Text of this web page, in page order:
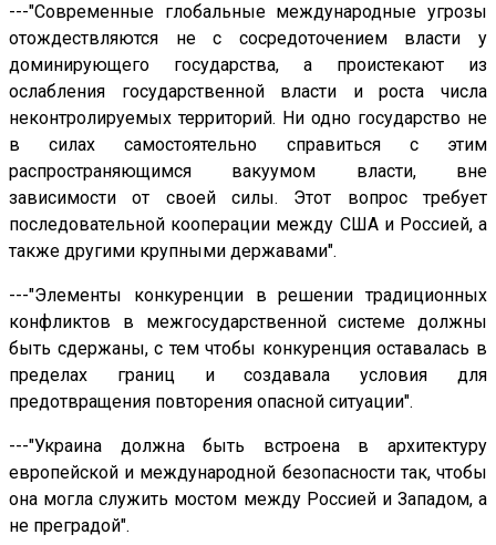
---"Современные глобальные международные угрозы
отождествляются не с сосредоточением власти у
доминирующего государства, а проистекают из
ослабления государственной власти и роста числа
неконтролируемых территорий. Ни одно государство не
в силах самостоятельно справиться с этим
распространяющимся вакуумом власти, вне
зависимости от своей силы. Этот вопрос требует
последовательной кооперации между США и Россией, а
также другими крупными державами".
---"Элементы конкуренции в решении традиционных
конфликтов в межгосударственной системе должны
быть сдержаны, с тем чтобы конкуренция оставалась в
пределах границ и создавала условия для
предотвращения повторения опасной ситуации".
---"Украина должна быть встроена в архитектуру
европейской и международной безопасности так, чтобы
она могла служить мостом между Россией и Западом, а
не преградой".